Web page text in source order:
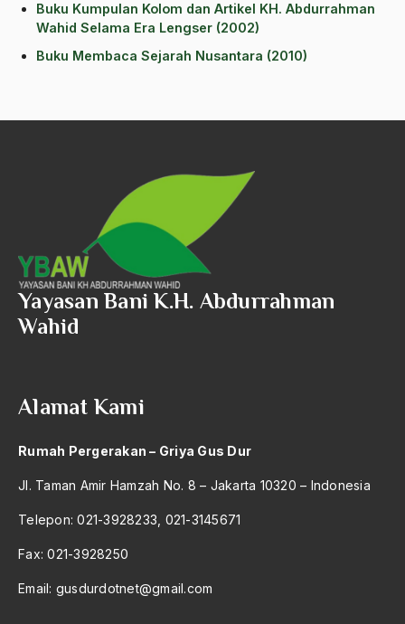
Buku Kumpulan Kolom dan Artikel KH. Abdurrahman
Wahid Selama Era Lengser (2002)
Buku Membaca Sejarah Nusantara (2010)
Ali Sidikin
Ali Syahbana
Aliran Kepercayaan
Alternatif Moral
Alternatif Nilai
Alternatif Politis
Alvin W. Gouldner
Yayasan Bani K.H. Abdurrahman
Wahid
Alamat Kami
Rumah Pergerakan – Griya Gus Dur
Jl. Taman Amir Hamzah No. 8 – Jakarta 10320 – Indonesia
Telepon: 021-3928233, 021-3145671
Fax: 021-3928250
Email: gusdurdotnet@gmail.com